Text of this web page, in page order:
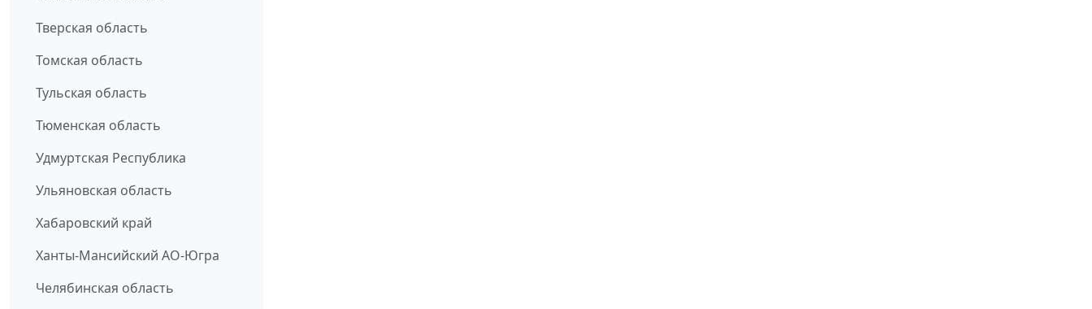
Тверская область
Томская область
Тульская область
Тюменская область
Удмуртская Республика
Ульяновская область
Хабаровский край
Ханты-Мансийский АО-Югра
Челябинская область